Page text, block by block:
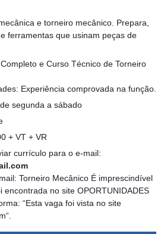
e torneiro mecânico. Prepara,
ferramentas que usinam peças de
e Curso Técnico de Torneiro
Experiência comprovada na função.
segunda a sábado
+ VT + VR
currículo para o e-mail:
Torneiro Mecânico É imprescindível
encontrada no site OPORTUNIDADES
“Esta vaga foi vista no site